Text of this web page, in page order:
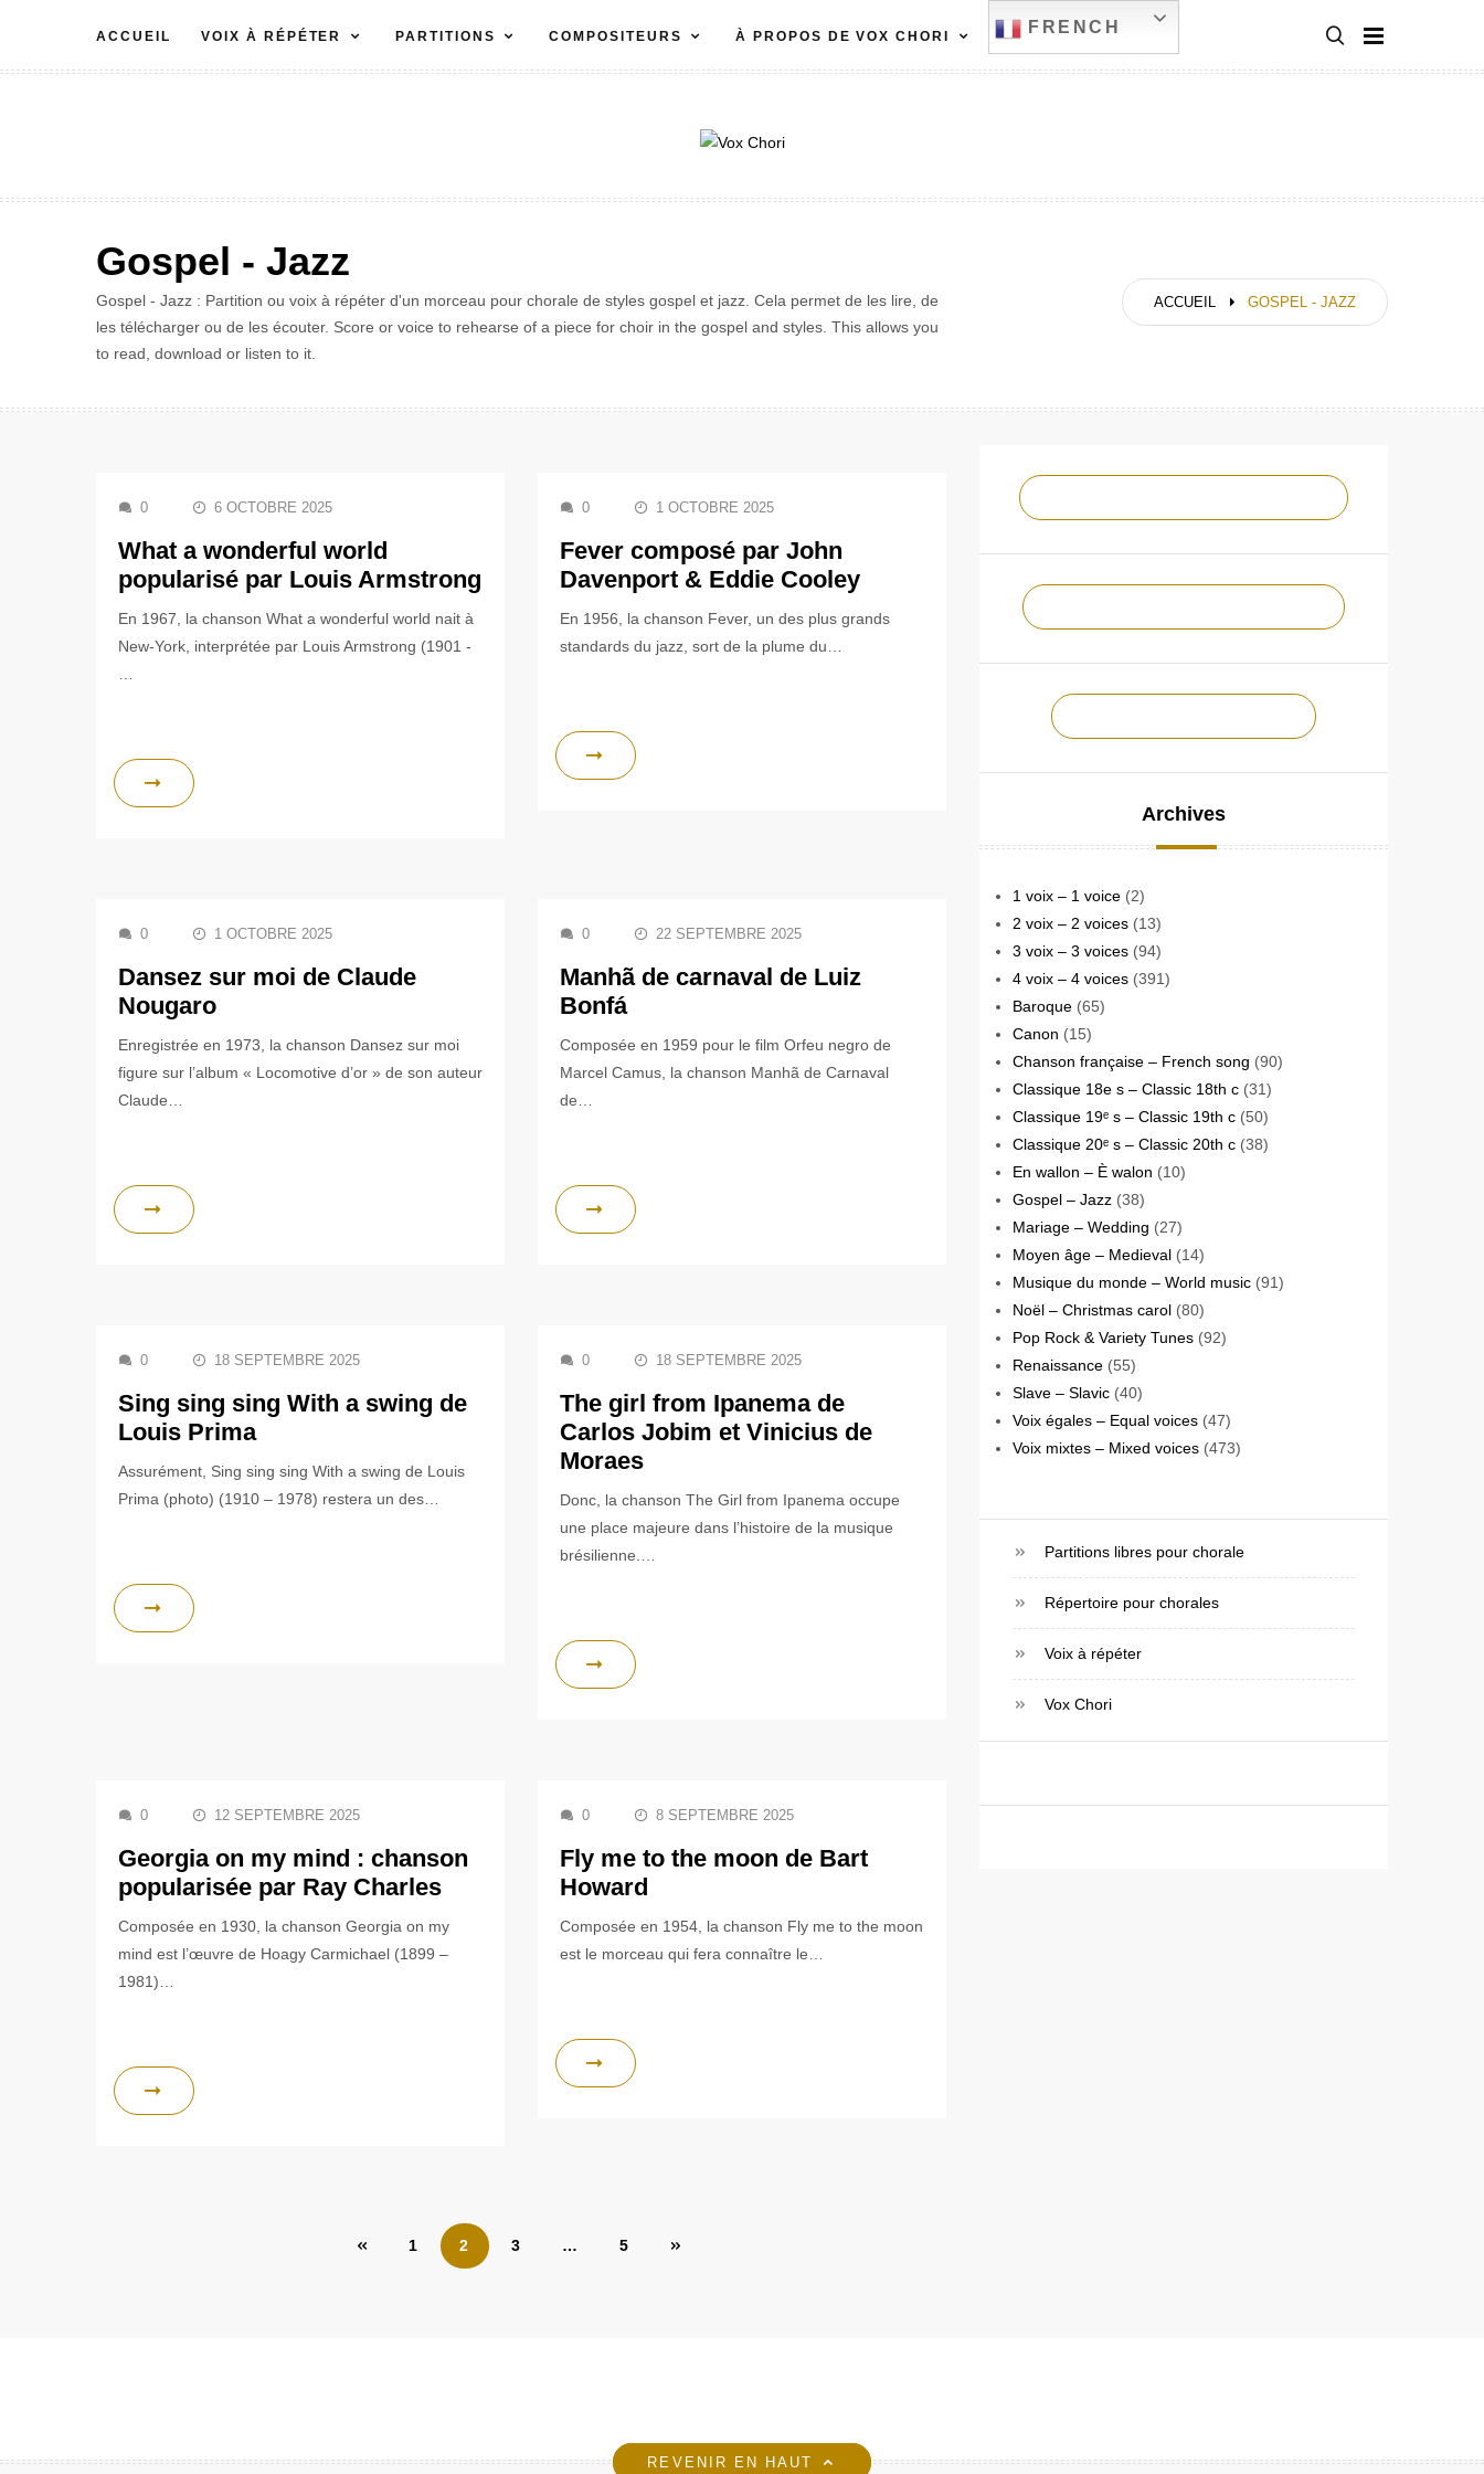
contenu
ACCUEIL VOIX À RÉPÉTER PARTITIONS COMPOSITEURS À PROPOS DE VOX CHORI FRENCH
ACCUEIL GOSPEL - JAZZ
Gospel - Jazz
Gospel - Jazz : Partition ou voix à répéter d'un morceau pour chorale de styles gospel et jazz. Cela permet de les lire, de
les télécharger ou de les écouter. Score or voice to rehearse of a piece for choir in the gospel and styles. This allows you
to read, download or listen to it.
0 6 OCTOBRE 2025
What a wonderful world
popularisé par Louis Armstrong
En 1967, la chanson What a wonderful world nait à
New-York, interprétée par Louis Armstrong (1901 -
0 1 OCTOBRE 2025
Fever composé par John
Davenport & Eddie Cooley
En 1956, la chanson Fever, un des plus grands
standards du jazz, sort de la plume du…
0 1 OCTOBRE 2025
Dansez sur moi de Claude
Nougaro
Enregistrée en 1973, la chanson Dansez sur moi
figure sur l’album « Locomotive d’or » de son auteur
Claude…
0 22 SEPTEMBRE 2025
Manhã de carnaval de Luiz
Bonfá
Composée en 1959 pour le film Orfeu negro de
Marcel Camus, la chanson Manhã de Carnaval
de…
0 18 SEPTEMBRE 2025
Sing sing sing With a swing de
Louis Prima
Assurément, Sing sing sing With a swing de Louis
Prima (photo) (1910 – 1978) restera un des…
0 18 SEPTEMBRE 2025
The girl from Ipanema de
Carlos Jobim et Vinicius de
Moraes
Donc, la chanson The Girl from Ipanema occupe
une place majeure dans l’histoire de la musique
brésilienne.…
0 12 SEPTEMBRE 2025
Georgia on my mind : chanson
popularisée par Ray Charles
Composée en 1930, la chanson Georgia on my
mind est l’œuvre de Hoagy Carmichael (1899 –
1981)…
0 8 SEPTEMBRE 2025
Fly me to the moon de Bart
Howard
Composée en 1954, la chanson Fly me to the moon
est le morceau qui fera connaître le…
1 2 3 … 5
Archives
1 voix – 1 voice (2)
2 voix – 2 voices (13)
3 voix – 3 voices (94)
4 voix – 4 voices (391)
Baroque (65)
Canon (15)
Chanson française – French song (90)
Classique 18e s – Classic 18th c (31)
Classique 19ᵉ s – Classic 19th c (50)
Classique 20ᵉ s – Classic 20th c (38)
En wallon – È walon (10)
Gospel – Jazz (38)
Mariage – Wedding (27)
Moyen âge – Medieval (14)
Musique du monde – World music (91)
Noël – Christmas carol (80)
Pop Rock & Variety Tunes (92)
Renaissance (55)
Slave – Slavic (40)
Voix égales – Equal voices (47)
Voix mixtes – Mixed voices (473)
Partitions libres pour chorale
Répertoire pour chorales
Voix à répéter
Vox Chori
REVENIR EN HAUT